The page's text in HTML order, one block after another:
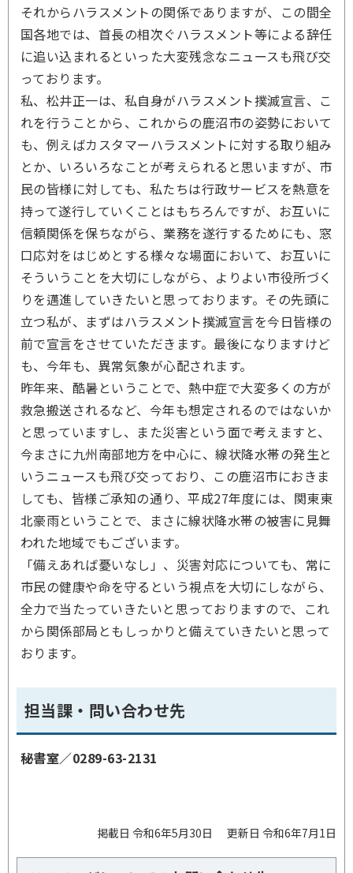
それからハラスメントの関係でありますが、この間全
国各地では、首長の相次ぐハラスメント等による辞任
に追い込まれるといった大変残念なニュースも飛び交
っております。
私、松井正一は、私自身がハラスメント撲滅宣言、こ
れを行うことから、これからの鹿沼市の姿勢において
も、例えばカスタマーハラスメントに対する取り組み
とか、いろいろなことが考えられると思いますが、市
民の皆様に対しても、私たちは行政サービスを熱意を
持って遂行していくことはもちろんですが、お互いに
信頼関係を保ちながら、業務を遂行するためにも、窓
口応対をはじめとする様々な場面において、お互いに
そういうことを大切にしながら、よりよい市役所づく
りを邁進していきたいと思っております。その先頭に
立つ私が、まずはハラスメント撲滅宣言を今日皆様の
前で宣言をさせていただきます。最後になりますけど
も、今年も、異常気象が心配されます。
昨年来、酷暑ということで、熱中症で大変多くの方が
救急搬送されるなど、今年も想定されるのではないか
と思っていますし、また災害という面で考えますと、
今まさに九州南部地方を中心に、線状降水帯の発生と
いうニュースも飛び交っており、この鹿沼市におきま
しても、皆様ご承知の通り、平成27年度には、関東東
北豪雨ということで、まさに線状降水帯の被害に見舞
われた地域でもございます。
「備えあれば憂いなし」、災害対応についても、常に
市民の健康や命を守るという視点を大切にしながら、
全力で当たっていきたいと思っておりますので、これ
から関係部局ともしっかりと備えていきたいと思って
おります。
担当課・問い合わせ先
秘書室／0289-63-2131
掲載日 令和6年5月30日 更新日 令和6年7月1日